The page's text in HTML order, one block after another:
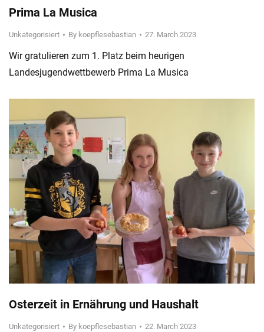
Prima La Musica
Unkategorisiert By koepflesebastian 27. March 2023
Wir gratulieren zum 1. Platz beim heurigen
Landesjugendwettbewerb Prima La Musica
Osterzeit in Ernährung und Haushalt
Unkategorisiert By koepflesebastian 22. March 2023